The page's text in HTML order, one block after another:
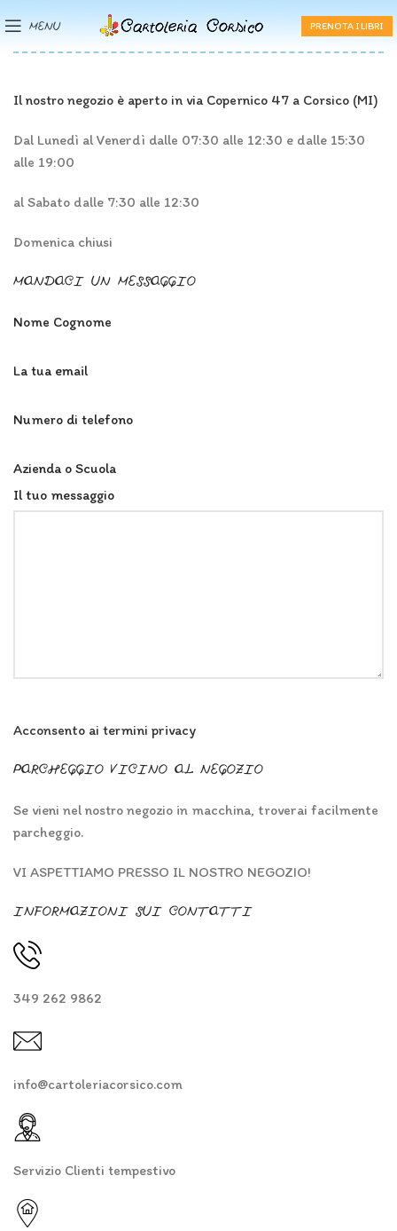
MENU PRENOTA I LIBRI
Il nostro negozio è aperto in via Copernico 47 a Corsico (MI)
Dal Lunedì al Venerdì dalle 07:30 alle 12:30 e dalle 15:30
alle 19:00
al Sabato dalle 7:30 alle 12:30
Domenica chiusi
MANDACI UN MESSAGGIO
Nome Cognome
La tua email
Numero di telefono
Azienda o Scuola
Il tuo messaggio
Acconsento ai termini privacy
PARCHEGGIO VICINO AL NEGOZIO
Se vieni nel nostro negozio in macchina, troverai facilmente
parcheggio.
VI ASPETTIAMO PRESSO IL NOSTRO NEGOZIO!
INFORMAZIONI SUI CONTATTI
349 262 9862
info@cartoleriacorsico.com
Servizio Clienti tempestivo